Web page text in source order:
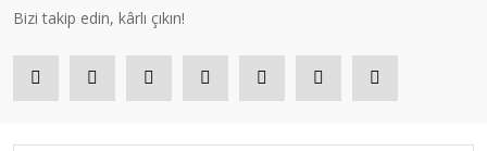
Bizi takip edin, kârlı çıkın!